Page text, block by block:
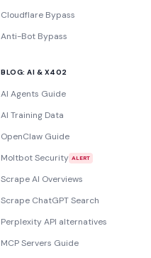
Cloudflare Bypass
Anti-Bot Bypass
BLOG: AI & X402
AI Agents Guide
AI Training Data
OpenClaw Guide
Moltbot Security ALERT
Scrape AI Overviews
Scrape ChatGPT Search
Perplexity API alternatives
MCP Servers Guide